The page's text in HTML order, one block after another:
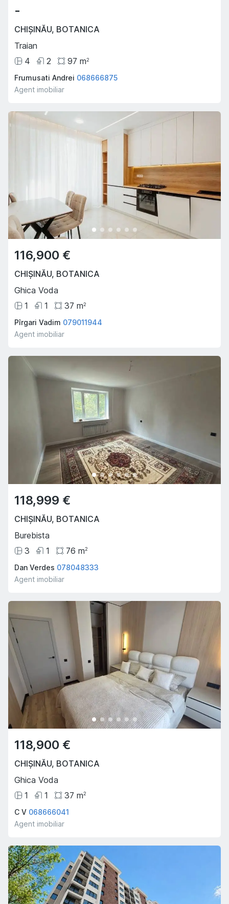
-
CHIȘINĂU, BOTANICA
Traian
4
2 97 m2
Frumusati Andrei 068666875
Agent imobiliar
116,900 €
CHIȘINĂU, BOTANICA
Ghica Voda
1
1 37 m2
Pîrgari Vadim 079011944
Agent imobiliar
118,999 €
CHIȘINĂU, BOTANICA
Burebista
3
1 76 m2
Dan Verdes 078048333
Agent imobiliar
118,900 €
CHIȘINĂU, BOTANICA
Ghica Voda
1
1 37 m2
C V 068666041
Agent imobiliar